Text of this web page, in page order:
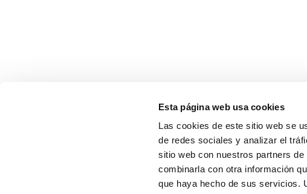
Esta página web usa cookies
Las cookies de este sitio web se
de redes sociales y analizar el
sitio web con nuestros partners
combinarla con otra información
que haya hecho de sus servicios.